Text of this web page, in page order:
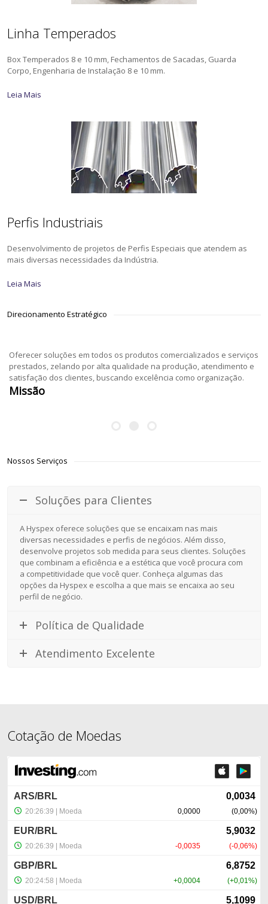
Linha Temperados
Box Temperados 8 e 10 mm, Fechamentos de Sacadas, Guarda
Corpo, Engenharia de Instalação 8 e 10 mm.
Leia Mais
Perfis Industriais
Desenvolvimento de projetos de Perfis Especiais que atendem as
mais diversas necessidades da Indústria.
Leia Mais
Direcionamento Estratégico
Oferecer soluções em todos os produtos comercializados e serviços
prestados, zelando por alta qualidade na produção, atendimento e
satisfação dos clientes, buscando excelência como organização.
Missão
Nossos Serviços
Soluções para Clientes
A Hyspex oferece soluções que se encaixam nas mais
diversas necessidades e perfis de negócios. Além disso,
desenvolve projetos sob medida para seus clientes. Soluções
que combinam a eficiência e a estética que você procura com
a competitividade que você quer. Conheça algumas das
opções da Hyspex e escolha a que mais se encaixa ao seu
perfil de negócio.
Política de Qualidade
Atendimento Excelente
Cotação de Moedas